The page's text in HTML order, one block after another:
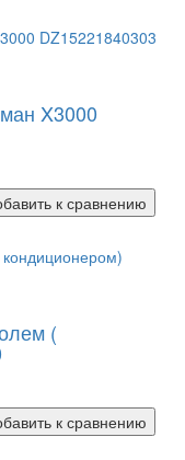
X3000
к сравнению
(
к сравнению